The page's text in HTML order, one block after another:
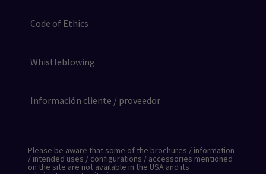
Code of Ethics
Whistleblowing
Información cliente / proveedor
Please be aware that some of the brochures / information
/ intended uses / configurations / accessories mentioned
on the site are not available in the USA and its